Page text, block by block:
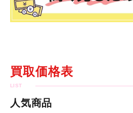
買取価格表
人気商品